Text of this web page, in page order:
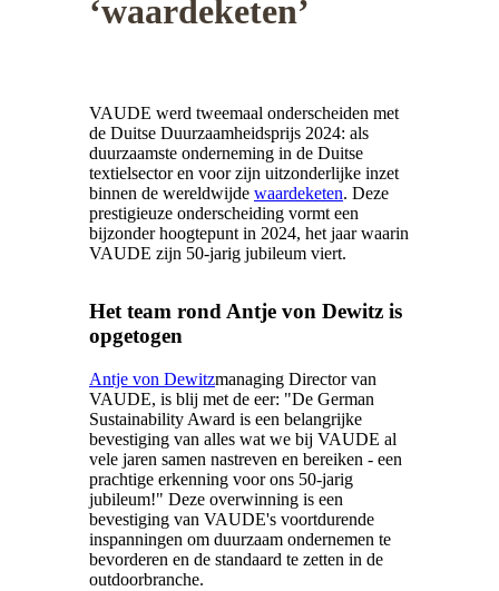
‘waardeketen’
VAUDE werd tweemaal onderscheiden met
de Duitse Duurzaamheidsprijs 2024: als
duurzaamste onderneming in de Duitse
textielsector en voor zijn uitzonderlijke inzet
binnen de wereldwijde waardeketen. Deze
prestigieuze onderscheiding vormt een
bijzonder hoogtepunt in 2024, het jaar waarin
VAUDE zijn 50-jarig jubileum viert.
Het team rond Antje von Dewitz is
opgetogen
Antje von Dewitzmanaging Director van
VAUDE, is blij met de eer: "De German
Sustainability Award is een belangrijke
bevestiging van alles wat we bij VAUDE al
vele jaren samen nastreven en bereiken - een
prachtige erkenning voor ons 50-jarig
jubileum!" Deze overwinning is een
bevestiging van VAUDE's voortdurende
inspanningen om duurzaam ondernemen te
bevorderen en de standaard te zetten in de
outdoorbranche.